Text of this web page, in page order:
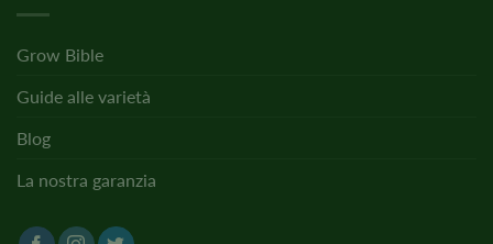
Grow Bible
Guide alle varietà
Blog
La nostra garanzia